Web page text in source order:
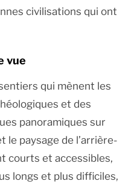
civilisations qui ont
vue
qui mènent les
et des
panoramiques sur
le paysage de l’arrière-
courts et accessibles,
longs et plus difficiles,